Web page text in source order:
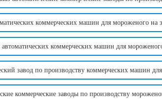
коммерческих машин для мороженого на
коммерческих машин для
завод по производству коммерческих машин
коммерческие заводы по производству